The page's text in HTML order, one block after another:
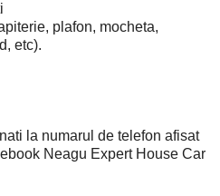
plafon, mocheta,
etc).
la numarul de telefon afisat
Neagu Expert House Car